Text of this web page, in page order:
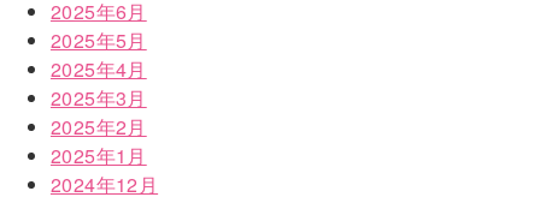
2025年6月
2025年5月
2025年4月
2025年3月
2025年2月
2025年1月
2024年12月